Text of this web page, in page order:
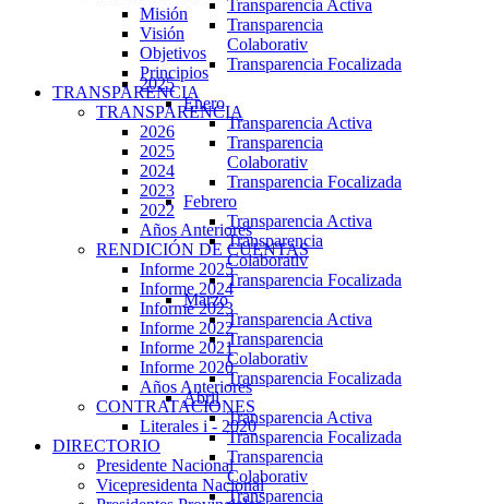
Transparencia Activa
Transparencia
Colaborativ
Transparencia Focalizada
2025
Enero
Transparencia Activa
Transparencia
Colaborativ
Transparencia Focalizada
Febrero
Transparencia Activa
Transparencia
Colaborativ
Transparencia Focalizada
Marzo
Transparencia Activa
Transparencia
Colaborativ
Transparencia Focalizada
Abril
Transparencia Activa
Transparencia Focalizada
Transparencia
Colaborativ
Transparencia
Misión
Visión
Objetivos
Principios
TRANSPARENCIA
TRANSPARENCIA
2026
2025
2024
2023
2022
Años Anteriores
RENDICIÓN DE CUENTAS
Informe 2025
Informe 2024
Informe 2023
Informe 2022
Informe 2021
Informe 2020
Años Anteriores
CONTRATACIONES
Literales i - 2020
DIRECTORIO
Presidente Nacional
Vicepresidenta Nacional